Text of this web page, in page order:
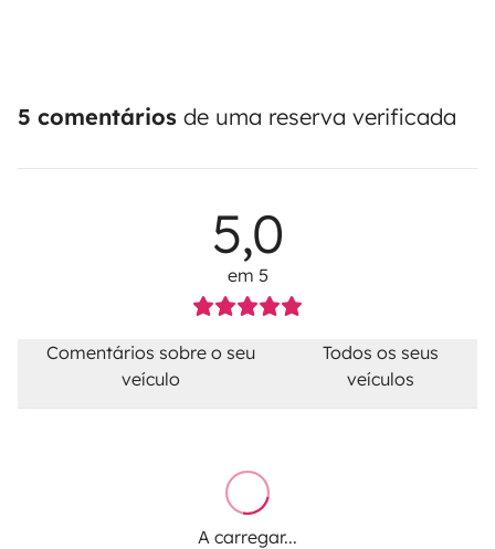
5 comentários de uma reserva verificada
5,0
em 5
Comentários sobre o seu
veículo
Todos os seus
veículos
A carregar...